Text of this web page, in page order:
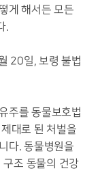
게 해서든 모든
.
20일, 보령 불법
주를 동물보호법
대로 된 처벌을
다. 동물병원을
조 동물의 건강